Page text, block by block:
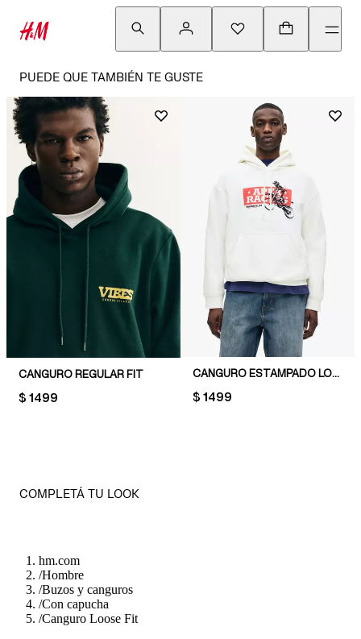
PUEDE QUE TAMBIÉN TE GUSTE
CANGURO REGULAR FIT
PRICE:
$ 1499
CANGURO ESTAMPADO LOOSE FIT
PRICE:
$ 1499
COMPLETÁ TU LOOK
hm.com
/Hombre
/Buzos y canguros
/Con capucha
/Canguro Loose Fit